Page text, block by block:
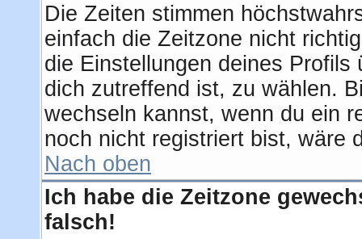
Die Zeiten stimmen
einfach die Zeitzone nicht
die Einstellungen deines
dich zutreffend ist, zu wählen.
wechseln kannst, wenn du ein
noch nicht registriert bist, wäre
Nach oben
Ich habe die Zeitzone
falsch!